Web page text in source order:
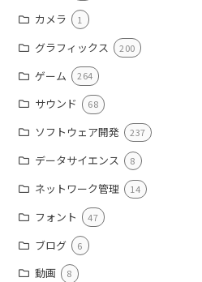
カメラ 1
グラフィックス 200
ゲーム 264
サウンド 68
ソフトウェア開発 237
データサイエンス 8
ネットワーク管理 14
フォント 47
ブログ 6
動画 8